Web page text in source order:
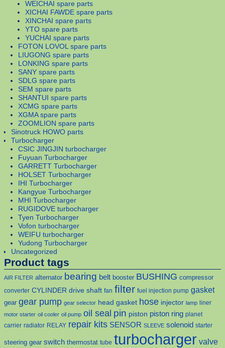
WEICHAI spare parts
XICHAI FAWDE spare parts
XINCHAI spare parts
YTO spare parts
YUCHAI spare parts
FOTON LOVOL spare parts
LIUGONG spare parts
LONKING spare parts
SANY spare parts
SDLG spare parts
SEM spare parts
SHANTUI spare parts
XCMG spare parts
XGMA spare parts
ZOOMLION spare parts
Sinotruck HOWO parts
Turbocharger
CSIC JINGJIN turbocharger
Fuyuan Turbocharger
GARRETT Turbocharger
HOLSET Turbocharger
IHI Turbocharger
Kangyue Turbocharger
MHI Turbocharger
RUGIDOVE turbocharger
Tyen Turbocharger
Vofon turbocharger
WEIFU turbocharger
Yudong Turbocharger
Uncategorized
Product tags
AIR FILTER alternator bearing belt booster BUSHING compressor
converter CYLINDER drive shaft fan filter fuel injection pump gasket
gear gear pump gear selector head gasket hose injector lamp liner
motor starter oil cooler oil pump oil seal pin piston piston ring planet
carrier radiator RELAY repair kits SENSOR SLEEVE solenoid starter
steering gear switch thermostat tube turbocharger valve